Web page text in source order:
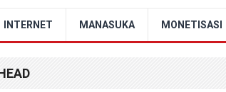
INTERNET MANASUKA MONETISASI